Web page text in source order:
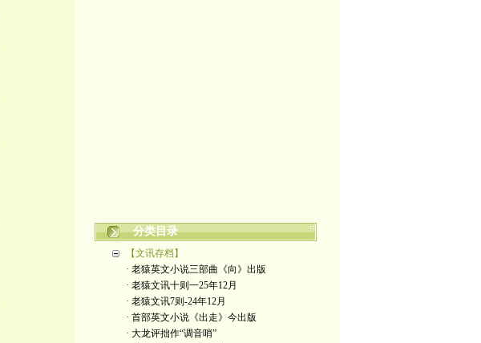
分类目录
【文讯存档】
· 老猿英文小说三部曲《向》出版
· 老猿文讯十则一25年12月
· 老猿文讯7则-24年12月
· 首部英文小说《出走》今出版
· 大龙评拙作“调音哨”